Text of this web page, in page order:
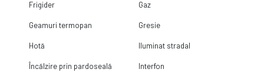
Frigider Gaz
Geamuri termopan Gresie
Hotă Iluminat stradal
Încălzire prin pardoseală Interfon